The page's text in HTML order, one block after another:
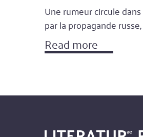
Une rumeur circule
par la propagande
Read more